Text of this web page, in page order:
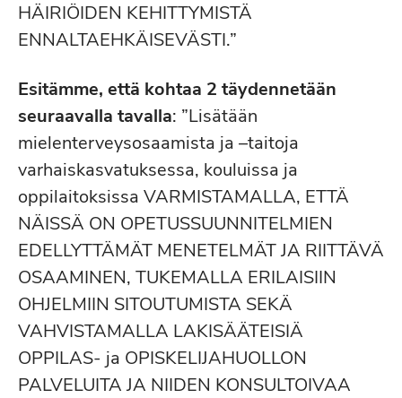
HÄIRIÖIDEN KEHITTYMISTÄ
ENNALTAEHKÄISEVÄSTI.”
Esitämme, että kohtaa 2 täydennetään
seuraavalla tavalla: ”Lisätään
mielenterveysosaamista ja –taitoja
varhaiskasvatuksessa, kouluissa ja
oppilaitoksissa VARMISTAMALLA, ETTÄ
NÄISSÄ ON OPETUSSUUNNITELMIEN
EDELLYTTÄMÄT MENETELMÄT JA RIITTÄVÄ
OSAAMINEN, TUKEMALLA ERILAISIIN
OHJELMIIN SITOUTUMISTA SEKÄ
VAHVISTAMALLA LAKISÄÄTEISIÄ
OPPILAS- ja OPISKELIJAHUOLLON
PALVELUITA JA NIIDEN KONSULTOIVAA